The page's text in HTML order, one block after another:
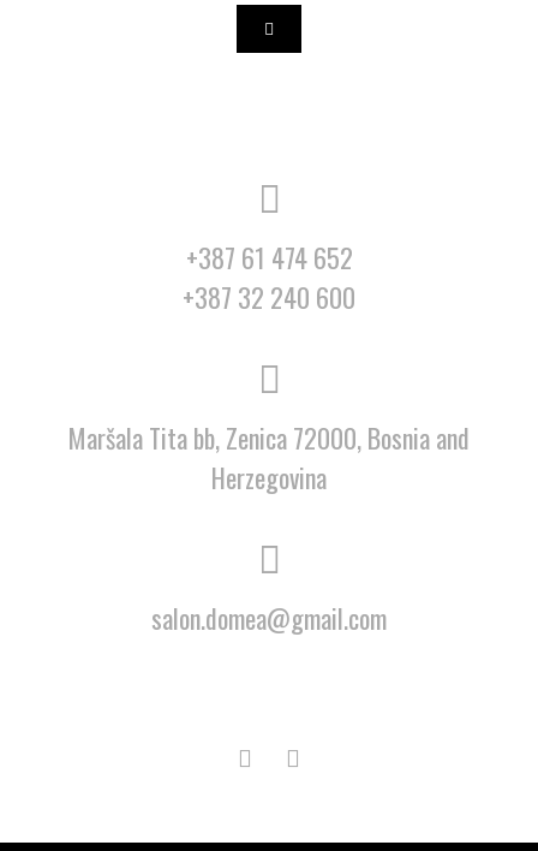
+387 61 474 652
+387 32 240 600
Maršala Tita bb, Zenica 72000, Bosnia and
Herzegovina
salon.domea@gmail.com